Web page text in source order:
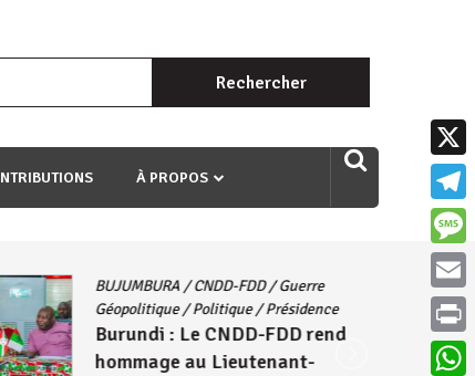
ngaha ndagusigiye iki kibazo : Uriko ukora iki kugira ngo
Rechercher :
À PROPOS
BUJUMBURA/CNDD-FDD/Guerre
Géopolitique/Politique/Présidence
Burundi : Le CNDD-FDD rend
hommage au Lieutenant-
X
Email
Print